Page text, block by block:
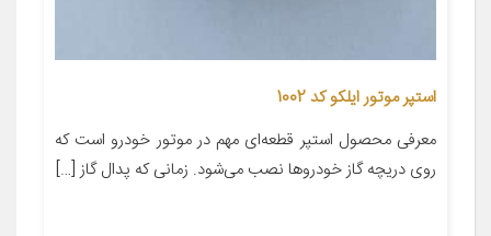
استپر موتور ایلکو کد 1002
معرفی محصول استپر قطعه‌ای مهم در موتور خودرو است که
روی دریچه گاز خودروها نصب می‌شود. زمانی که پدال گاز […]